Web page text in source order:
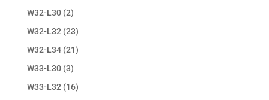
W32-L30 (2)
W32-L32 (23)
W32-L34 (21)
W33-L30 (3)
W33-L32 (16)